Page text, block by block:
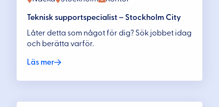
Teknisk supportspecialist – Stockholm City
Låter detta som något för dig? Sök jobbet idag
och berätta varför.
Läs mer